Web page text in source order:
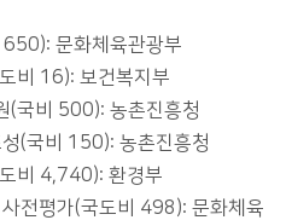
문화체육관광부
비 16): 보건복지부
(국비 500): 농촌진흥청
(국비 150): 농촌진흥청
비 4,740): 환경부
전평가(국도비 498): 문화체육